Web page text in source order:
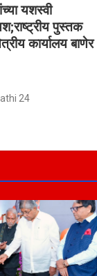
यशस्वी
पुस्तक
कार्यालय बाणेर
24